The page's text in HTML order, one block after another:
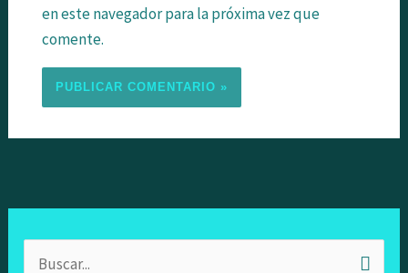
en este navegador para la próxima vez que
comente.